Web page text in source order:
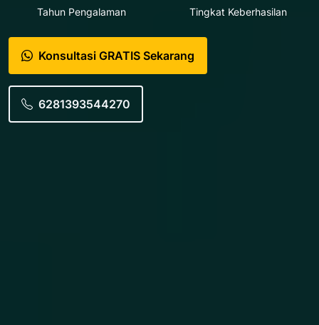
Tahun Pengalaman Tingkat Keberhasilan
Konsultasi GRATIS Sekarang
6281393544270